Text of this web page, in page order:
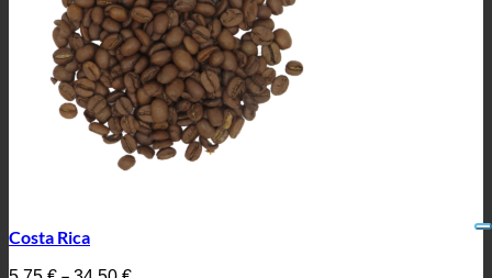
Costa Rica